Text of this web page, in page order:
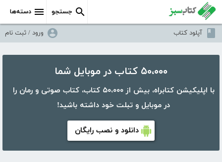
دسته‌ها جستجو
آپلود کتاب ورود / ثبت نام
۵۰،۰۰۰ کتاب در موبایل شما
با اپلیکیشن کتابراه، بیش از ۵۰،۰۰۰ کتاب، کتاب صوتی و رمان را
در موبایل و تبلت خود داشته باشید!
دانلود و نصب رایگان